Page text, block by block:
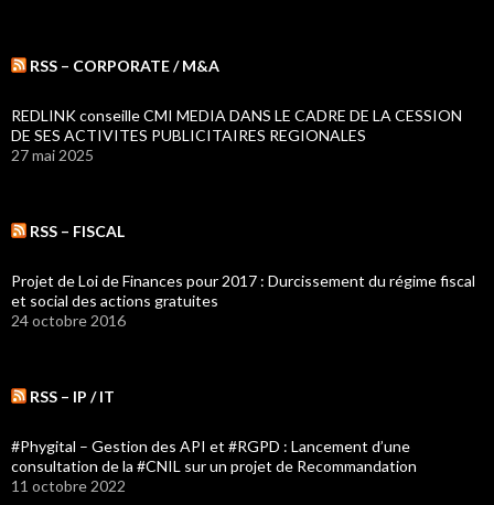
RSS – CORPORATE / M&A
REDLINK conseille CMI MEDIA DANS LE CADRE DE LA CESSION
DE SES ACTIVITES PUBLICITAIRES REGIONALES
27 mai 2025
RSS – FISCAL
Projet de Loi de Finances pour 2017 : Durcissement du régime fiscal
et social des actions gratuites
24 octobre 2016
RSS – IP / IT
#Phygital – Gestion des API et #RGPD : Lancement d’une
consultation de la #CNIL sur un projet de Recommandation
11 octobre 2022